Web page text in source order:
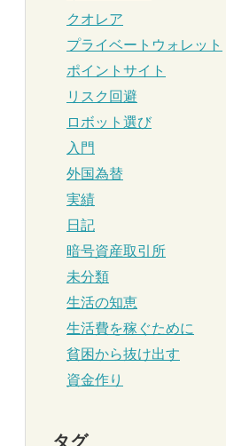
クオレア
プライベートウォレット
ポイントサイト
リスク回避
ロボット選び
入門
外国為替
実績
日記
暗号資産取引所
未分類
生活の知恵
生活費を稼ぐために
貧困から抜け出す
資金作り
タグ